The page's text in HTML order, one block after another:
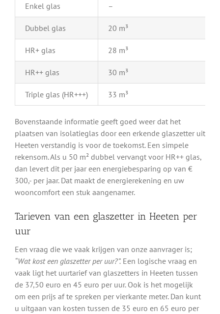
Enkel glas –
Dubbel glas 20 m³
HR+ glas 28 m³
HR++ glas 30 m³
Triple glas (HR+++) 33 m³
Bovenstaande informatie geeft goed weer dat het
plaatsen van isolatieglas door een erkende glaszetter uit
Heeten verstandig is voor de toekomst. Een simpele
rekensom. Als u 50 m² dubbel vervangt voor HR++ glas,
dan levert dit per jaar een energiebesparing op van €
300,- per jaar. Dat maakt de energierekening en uw
wooncomfort een stuk aangenamer.
Tarieven van een glaszetter in Heeten per
uur
Een vraag die we vaak krijgen van onze aanvrager is;
“Wat kost een glaszetter per uur?”. Een logische vraag en
vaak ligt het uurtarief van glaszetters in Heeten tussen
de 37,50 euro en 45 euro per uur. Ook is het mogelijk
om een prijs af te spreken per vierkante meter. Dan kunt
u uitgaan van kosten tussen de 35 euro en 65 euro per